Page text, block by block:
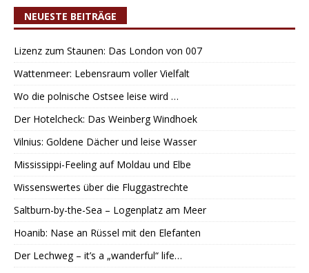
NEUESTE BEITRÄGE
Lizenz zum Staunen: Das London von 007
Wattenmeer: Lebensraum voller Vielfalt
Wo die polnische Ostsee leise wird …
Der Hotelcheck: Das Weinberg Windhoek
Vilnius: Goldene Dächer und leise Wasser
Mississippi-Feeling auf Moldau und Elbe
Wissenswertes über die Fluggastrechte
Saltburn-by-the-Sea – Logenplatz am Meer
Hoanib: Nase an Rüssel mit den Elefanten
Der Lechweg – it’s a „wanderful“ life…